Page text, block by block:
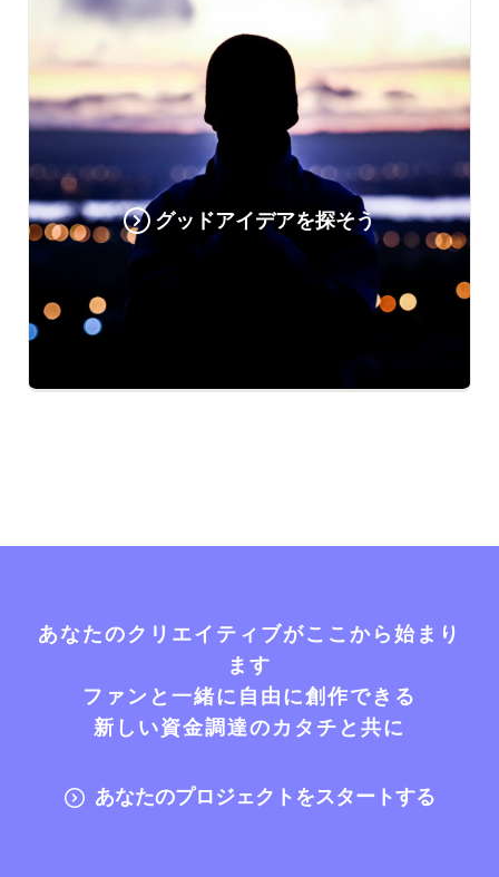
グッドアイデアを探そう
あなたのクリエイティブがここから始まり
ます
ファンと一緒に自由に創作できる
新しい資金調達のカタチと共に
あなたのプロジェクトをスタートする